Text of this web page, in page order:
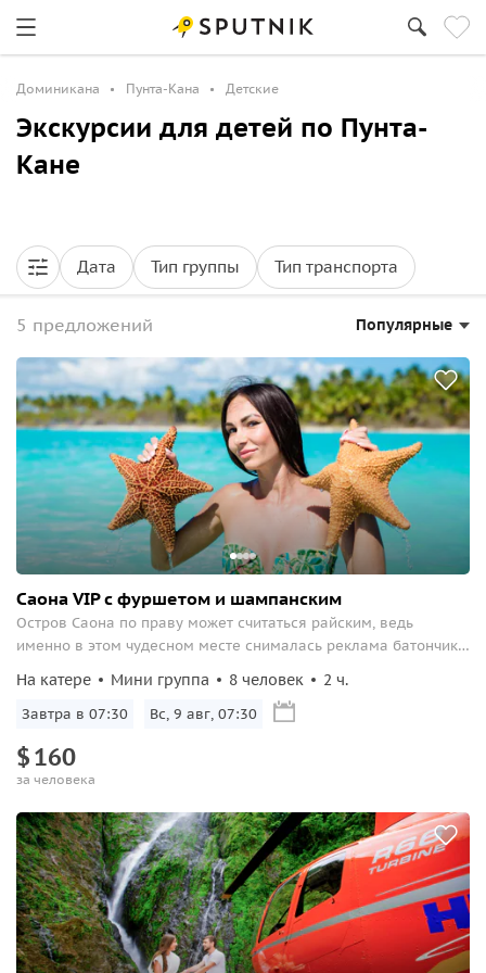
Доминикана Пунта-Кана Детские
Экскурсии для детей по Пунта-
Кане
Дата Тип группы Тип транспорта
5 предложений Популярные
Саона VIP с фуршетом и шампанским
Остров Саона по праву может считаться райским, ведь
именно в этом чудесном месте снималась реклама батончика
словосочетание «райское наслаждение»...
На катере Мини группа 8 человек 2 ч.
Завтра в 07:30 Вс, 9 авг, 07:30
$160
за человека